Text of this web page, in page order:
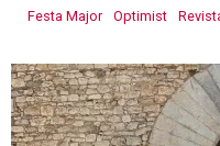
Festa Major Optimist